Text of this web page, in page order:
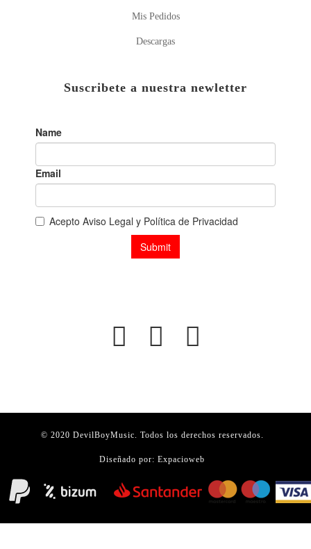
Mis Pedidos
Descargas
Suscribete a nuestra newletter
© 2020 DevilBoyMusic. Todos los derechos reservados.
Diseñado por: Expacioweb